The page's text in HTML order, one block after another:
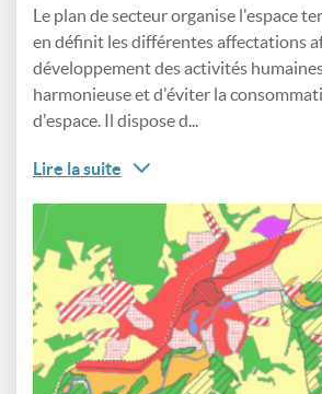
Le plan de secteur organise l'espace
en définit les différentes affectations
développement des activités
harmonieuse et d'éviter la
d'espace. Il dispose d...
Lire la suite